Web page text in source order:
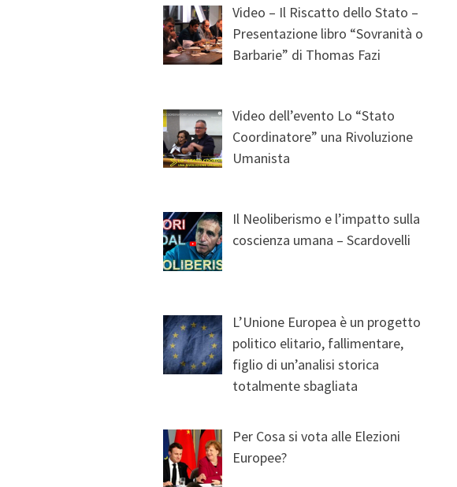
Video – Il Riscatto dello Stato –
Presentazione libro “Sovranità o
Barbarie” di Thomas Fazi
Video dell’evento Lo “Stato
Coordinatore” una Rivoluzione
Umanista
Il Neoliberismo e l’impatto sulla
coscienza umana – Scardovelli
L’Unione Europea è un progetto
politico elitario, fallimentare,
figlio di un’analisi storica
totalmente sbagliata
Per Cosa si vota alle Elezioni
Europee?